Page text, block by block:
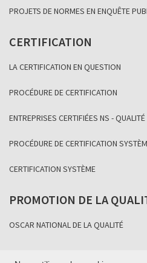
PROJETS DE NORMES EN ENQUÊTE
CERTIFICATION
LA CERTIFICATION EN QUESTION
PROCÉDURE DE CERTIFICATION
ENTREPRISES CERTIFIÉES NS - QUALITÉ
PROCÉDURE DE CERTIFICATION
CERTIFICATION SYSTÈME
PROMOTION DE LA
OSCAR NATIONAL DE LA QUALITÉ